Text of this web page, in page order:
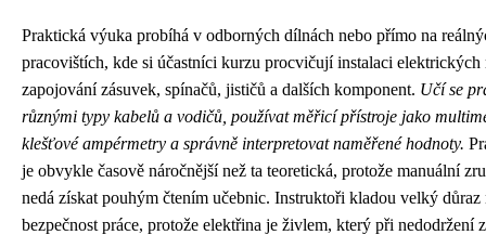
Praktická výuka probíhá v odborných dílnách nebo přímo na
pracovištích, kde si účastníci kurzu procvičují instalaci elektrických
zapojování zásuvek, spínačů, jističů a dalších komponent. Učí se
různými typy kabelů a vodičů, používat měřicí přístroje jako
klešťové ampérmetry a správně interpretovat naměřené hodnoty.
je obvykle časově náročnější než ta teoretická, protože manuální
nedá získat pouhým čtením učebnic. Instruktoři kladou velký důraz
bezpečnost práce, protože elektřina je živlem, který při nedodržení